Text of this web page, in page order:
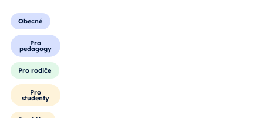
Obecné
Pro
pedagogy
Pro rodiče
Pro
studenty